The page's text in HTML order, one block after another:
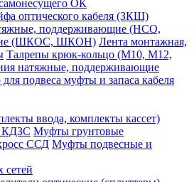
ОК
оптического кабеля (ЗКШ)
поддерживающие (НСО,
(ШКОС, ШКОН) Лента монтажная,
Талрепы крюк-кольцо (М10, М12,
натяжные, поддерживающие
для подвеса муфты и запаса кабеля
ввода, комплекты кассет)
КДЗС Муфты грунтовые
ССД Муфты подвесные и
сетей